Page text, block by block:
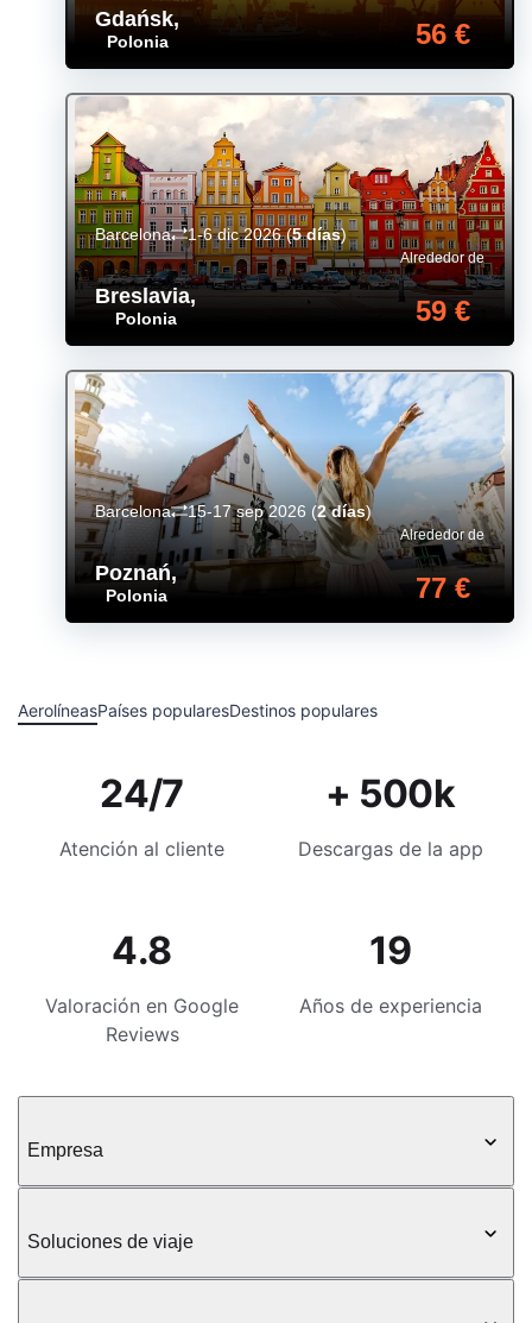
Gdańsk,
Polonia 56 €
Breslavia,
Polonia
Alrededor de
59 €
Barcelona 1-6 dic 2026(5 días)
Poznań,
Polonia
Alrededor de
77 €
Barcelona 15-17 sep 2026 (2 días)
AerolíneasPaíses popularesDestinos populares
24/7
Atención al cliente
+ 500k
Descargas de la app
4.8
Valoración en Google
Reviews
19
Años de experiencia
Empresa
Soluciones de viaje